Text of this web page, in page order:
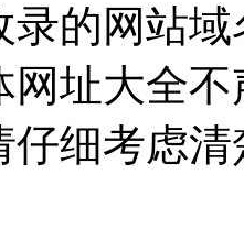
录的网站
网址大全
仔细考虑